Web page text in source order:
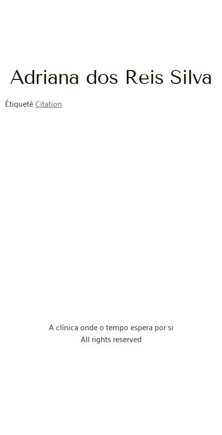
Adriana dos Reis Silva
ÉtiquetéCitation
A clínica onde o tempo espera por si
All rights reserved